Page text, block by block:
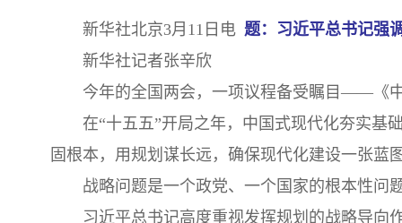
新华社北京3月11日电 题：习近平总书记强
新华社记者张辛欣
今年的全国两会，一项议程备受瞩目——《
在“十五五”开局之年，中国式现代化夯实基
固根本，用规划谋长远，确保现代化建设一张蓝
战略问题是一个政党、一个国家的根本性问
习近平总书记高度重视发挥规划的战略导向